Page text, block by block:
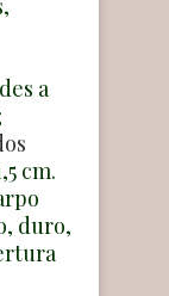
a
cm.
duro,